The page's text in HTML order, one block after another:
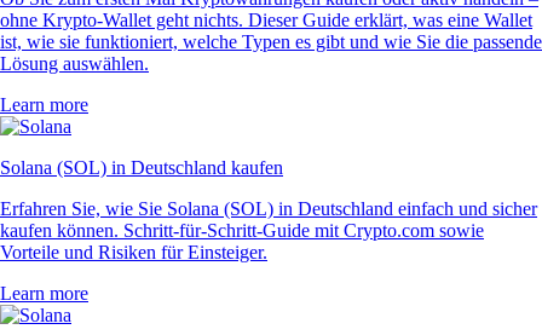
ohne Krypto-Wallet geht nichts. Dieser Guide erklärt, was eine Wallet
ist, wie sie funktioniert, welche Typen es gibt und wie Sie die passende
Lösung auswählen.
Learn more
Solana (SOL) in Deutschland kaufen
Erfahren Sie, wie Sie Solana (SOL) in Deutschland einfach und sicher
kaufen können. Schritt-für-Schritt-Guide mit Crypto.com sowie
Vorteile und Risiken für Einsteiger.
Learn more